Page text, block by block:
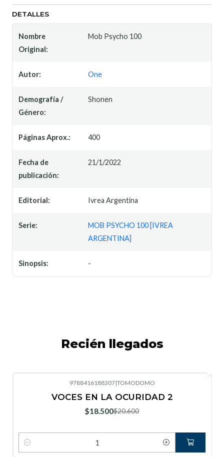
DETALLES
Nombre
Original:
Mob Psycho 100
Autor: One
Demografía /
Género:
Shonen
Páginas Aprox.: 400
Fecha de
publicación:
21/1/2022
Editorial: Ivrea Argentina
Serie:
MOB PSYCHO 100 [IVREA
ARGENTINA]
Sinopsis: -
Recién llegados
9788416188307|TOMODOMO
VOCES EN LA OCURIDAD 2
$18.500$20.600
Cantidad